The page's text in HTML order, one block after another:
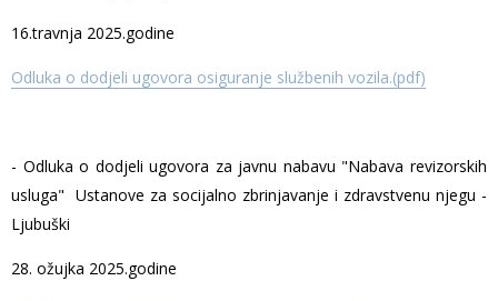
16.travnja 2025.godine
Odluka o dodjeli ugovora osiguranje službenih vozila.(pdf)
- Odluka o dodjeli ugovora za javnu nabavu "Nabava revizorskih
usluga" Ustanove za socijalno zbrinjavanje i zdravstvenu njegu -
Ljubuški
28. ožujka 2025.godine